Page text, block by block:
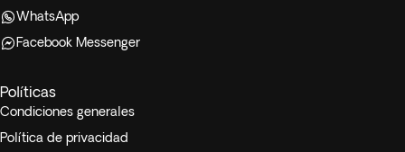
WhatsApp
Facebook Messenger
Políticas
Condiciones generales
Política de privacidad